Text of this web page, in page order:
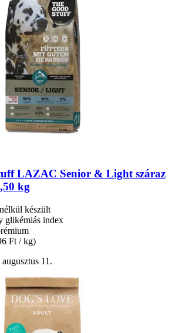
LAZAC Senior & Light száraz
kg
készült
glikémiás index
Ft / kg)
11.